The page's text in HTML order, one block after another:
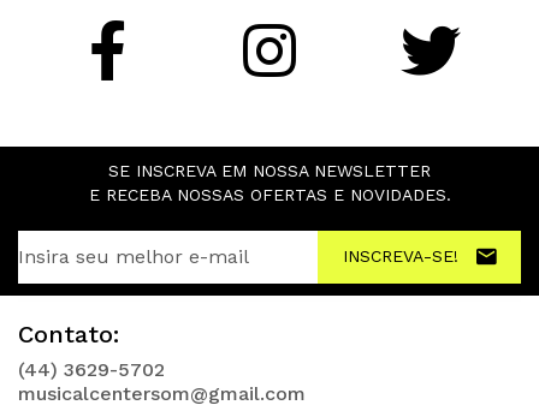
SE INSCREVA EM NOSSA NEWSLETTER
E RECEBA NOSSAS OFERTAS E NOVIDADES.
INSCREVA-SE!
Contato:
(44) 3629-5702
musicalcentersom@gmail.com